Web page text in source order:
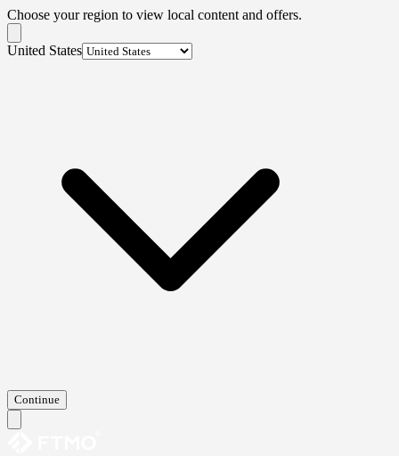
Choose your region to view local content and offers.
United States
Continue